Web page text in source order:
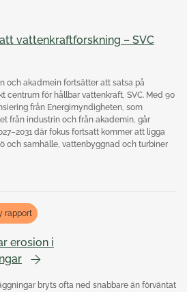
vattenkraftforskning – SVC
och akadmein fortsätter att satsa på
centrum för hållbar vattenkraft, SVC. Med 90
från Energimyndigheten, som
från industrin och från akademin, går
där fokus fortsatt kommer att ligga
och samhälle, vattenbyggnad och turbiner
rapport
erosion i
bryts ofta ned snabbare än förväntat